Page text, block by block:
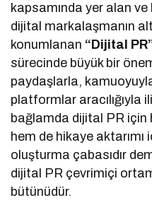
kapsamında yer alan
dijital markalaşmanın
konumlanan “Dijital
sürecinde büyük bir
paydaşlarla,
platformlar aracılığıyla
bağlamda dijital PR için
hem de hikaye aktarımı
oluşturma çabasıdır
dijital PR çevrimiçi
bütünüdür.